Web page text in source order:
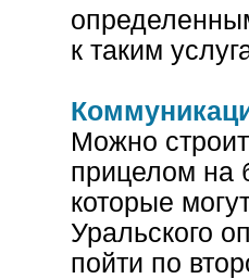
к таким
Можно
прицелом на
которые
Уральского
пойти по